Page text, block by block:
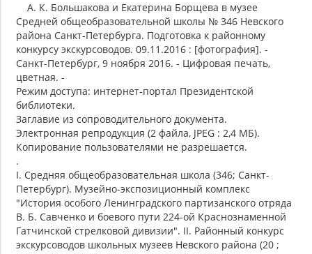
А. К. Большакова и Екатерина Борщева в музее
Средней общеобразовательной школы № 346 Невского
района Санкт-Петербурга. Подготовка к районному
конкурсу экскурсоводов. 09.11.2016 : [фотография]. -
Санкт-Петербург, 9 ноября 2016. - Цифровая печать,
цветная. -
Режим доступа: интернет-портал Президентской
библиотеки.
Заглавие из сопроводительного документа.
Электронная репродукция (2 файла, JPEG : 2,4 МБ).
Копирование пользователями не разрешается.
.
I. Средняя общеобразовательная школа (346; Санкт-
Петербург). Музейно-экспозиционный комплекс
"История особого Ленинградского партизанского отряда
В. Б. Савченко и боевого пути 224-ой Краснознаменной
Гатчинской стрелковой дивизии". II. Районный конкурс
экскурсоводов школьных музеев Невского района (20 ;